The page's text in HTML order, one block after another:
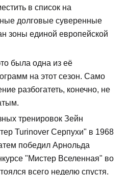
в список на
долговые суверенные
зоны единой европейской
была одна из её
на этот сезон. Само
разбогатеть, конечно, не
тренировок Зейн
Turinover Серпухи" в 1968
победил Арнольда
"Мистер Вселенная" во
всего неделю спустя.